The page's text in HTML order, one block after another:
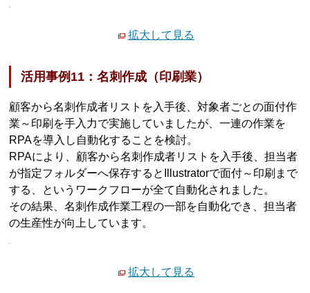
拡大して見る
活用事例11：名刺作成（印刷業）
顧客から名刺作成者リストを入手後、対象者ごとの面付作
業～印刷を手入力で実施していましたが、一連の作業を
RPAを導入し自動化することを検討。
RPAにより、顧客から名刺作成者リストを入手後、担当者
が指定フォルダーへ保存するとIllustratorで面付～印刷まで
する、というワークフローが全て自動化されました。
その結果、名刺作成作業工程の一部を自動化でき、担当者
の生産性が向上しています。
拡大して見る